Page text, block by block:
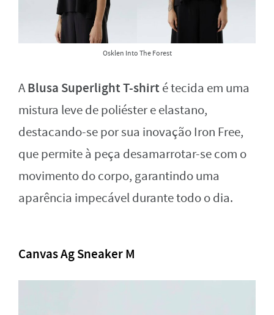
Osklen Into The Forest
ABlusa Superlight T-shirt é tecida em uma
mistura leve de poliéster e elastano,
destacando-se por sua inovação Iron Free,
que permite à peça desamarrotar-se com o
movimento do corpo, garantindo uma
aparência impecável durante todo o dia.
Canvas Ag Sneaker M